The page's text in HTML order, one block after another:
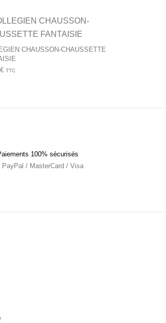
CHAUSSON-CHAUSSETTE
€ TTC
100% sécurisés
PayPal / MasterCard / Visa